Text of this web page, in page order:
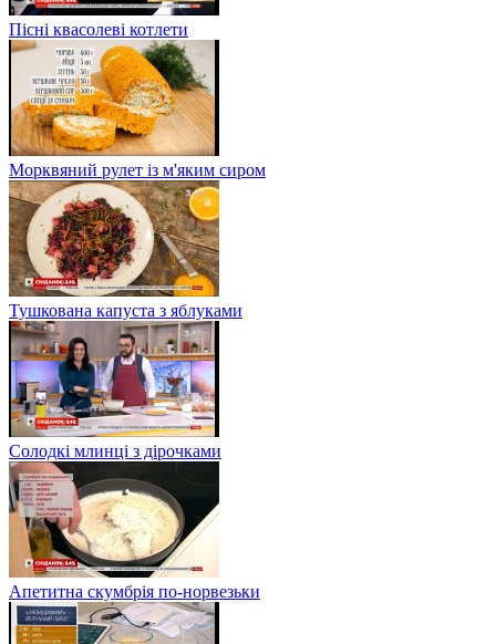
Пісні квасолеві котлети
Морквяний рулет із м'яким сиром
Тушкована капуста з яблуками
Солодкі млинці з дірочками
Апетитна скумбрія по-норвезьки